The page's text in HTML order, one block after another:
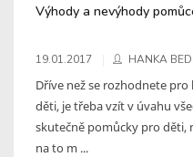
Výhody a nevýhody
19.01.2017 HANKA
Dříve než se rozhodnete
děti, je třeba vzít v úvahu
skutečně pomůcky pro děti,
na to m ...